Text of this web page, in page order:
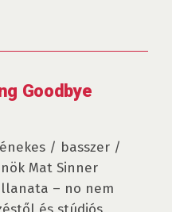
Goodbye
/ basszer /
Mat Sinner
– no nem